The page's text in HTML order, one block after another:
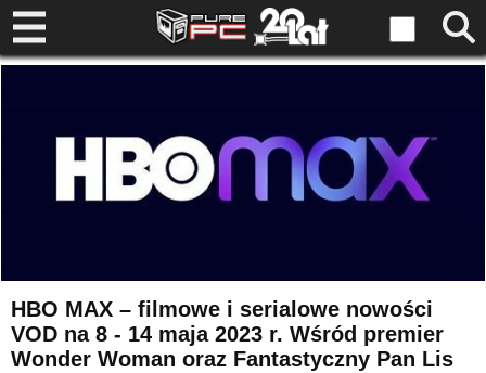
HBO MAX – filmowe i serialowe nowości
VOD na 8 - 14 maja 2023 r. Wśród premier
Wonder Woman oraz Fantastyczny Pan Lis